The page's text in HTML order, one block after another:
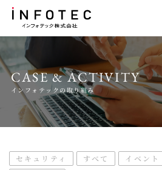
CASE & ACTIVITY
インフォテックの取り組み
セキュリティ すべて イベント